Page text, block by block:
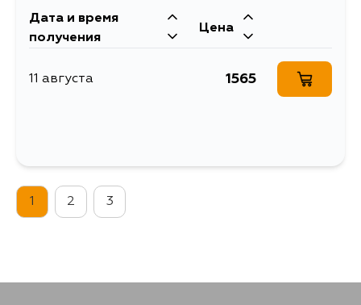
Дата и время
получения
Цена
11 августа 1565
1 2 3